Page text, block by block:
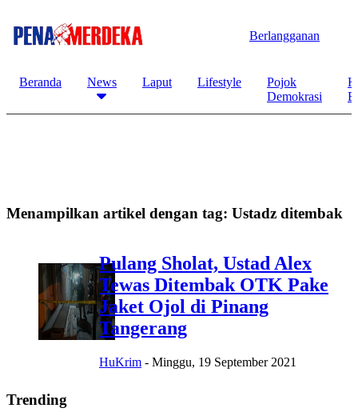
Berlangganan
Beranda News Laput Lifestyle
Pojok
Demokrasi
Menampilkan artikel dengan tag: Ustadz ditembak
Pulang Sholat, Ustad Alex
Tewas Ditembak OTK Pake
Jaket Ojol di Pinang
Tangerang
HuKrim - Minggu, 19 September 2021
Trending